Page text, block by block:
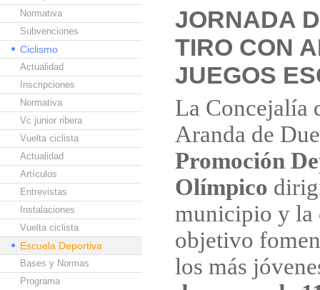
Normativa
Subvenciones
Ciclismo
Actualidad
Inscripciones
Normativa
Vc junior ribera
Vuelta ciclista
Actualidad
Artículos
Entrevistas
Instalaciones
Vuelta ciclista
Escuela Deportiva
Bases y Normas
Programa
JORNADA
TIRO CON
JUEGOS
La Concejalía
Aranda de
Promoción
Olímpico
municipio y la
objetivo
los más